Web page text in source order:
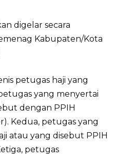
digelar secara
Kabupaten/Kota
petugas haji yang
yang menyertai
dengan PPIH
Kedua, petugas yang
atau yang disebut PPIH
petugas